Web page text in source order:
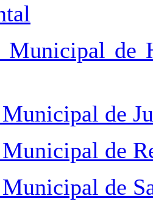
Municipal de
de
de
de